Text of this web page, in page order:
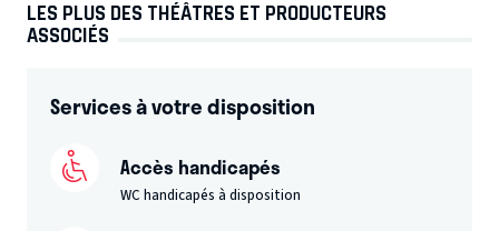
LES PLUS DES THÉÂTRES ET PRODUCTEURS
ASSOCIÉS
Services à votre disposition
Accès handicapés
WC handicapés à disposition